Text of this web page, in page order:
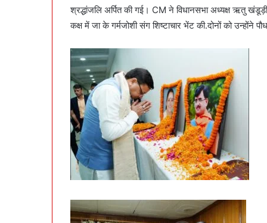
श्रद्धांजलि अर्पित की गई। CM ने विधानसभा अध्यक्ष ऋतु
कक्ष में जा के गर्मजोशी संग शिष्टाचार भेंट की.दोनों को उन्होंने